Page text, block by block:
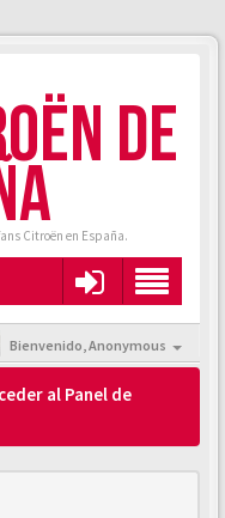
DE
Citroën en España.
Bienvenido,Anonymous
al Panel de